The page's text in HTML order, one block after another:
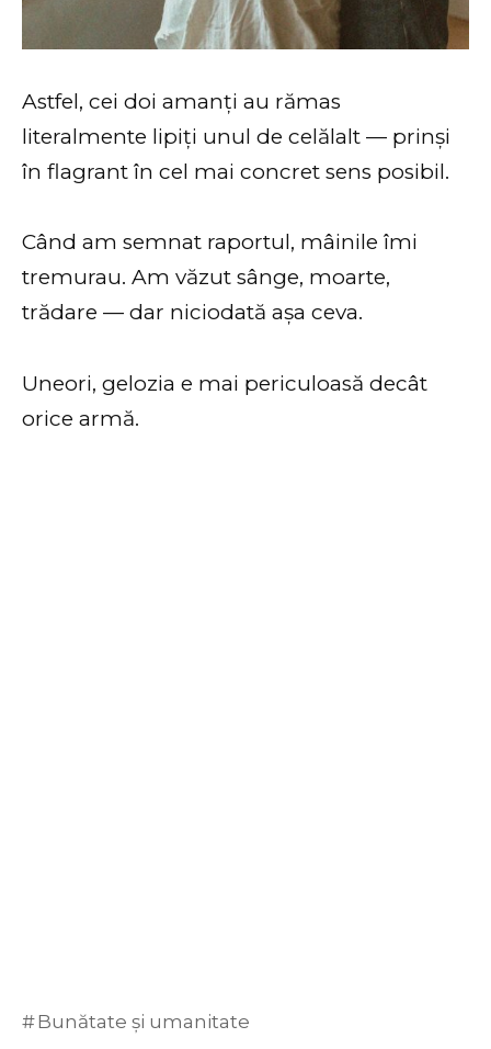
Astfel, cei doi amanți au rămas
literalmente lipiți unul de celălalt — prinși
în flagrant în cel mai concret sens posibil.
Când am semnat raportul, mâinile îmi
tremurau. Am văzut sânge, moarte,
trădare — dar niciodată așa ceva.
Uneori, gelozia e mai periculoasă decât
orice armă.
Bunătate și umanitate